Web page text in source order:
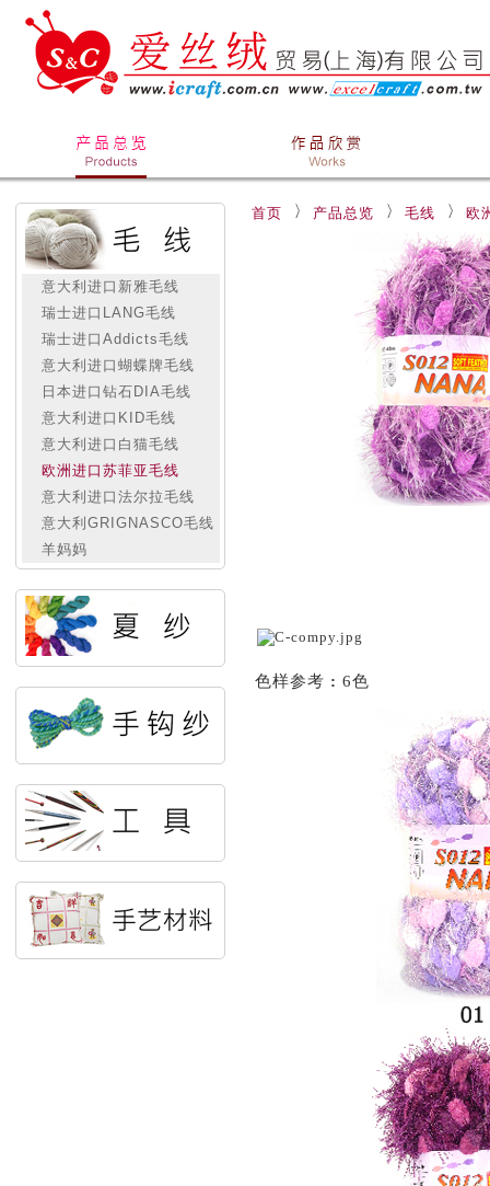
意大利进口新雅毛线
瑞士进口LANG毛线
瑞士进口Addicts毛线
意大利进口蝴蝶牌毛线
日本进口钻石DIA毛线
意大利进口KID毛线
意大利进口白猫毛线
欧洲进口苏菲亚毛线
意大利进口法尔拉毛线
意大利GRIGNASCO毛线
羊妈妈
首页 产品总览 毛线 欧
色样参考 : 6色